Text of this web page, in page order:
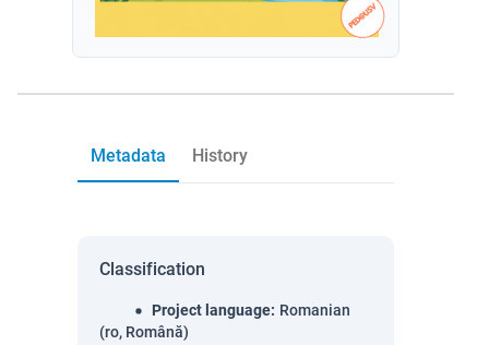
Metadata History
Classification
Project language: Romanian
(ro, Română)